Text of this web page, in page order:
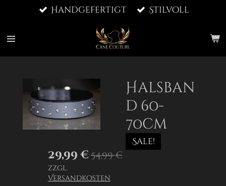
springen
Handgefertigt Stilvoll
Halsban
d 60-
70cm
Sale!
29,99 €54,99 €
zzgl.
Versandkosten